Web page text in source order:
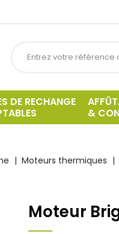
DE RECHANGE
&
Moteurs thermiques
Moteur